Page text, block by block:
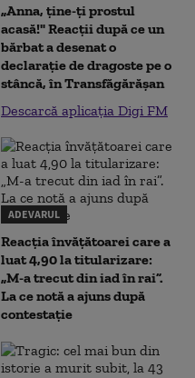
„Anna, ţine-ţi prostul
acasă!" Reacţii după ce un
bărbat a desenat o
declaraţie de dragoste pe o
stâncă, în Transfăgărăşan
Descarcă aplicația Digi FM
ADEVARUL
Reacția învățătoarei care a
luat 4,90 la titularizare:
„M-a trecut din iad în rai”.
La ce notă a ajuns după
contestație